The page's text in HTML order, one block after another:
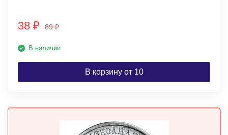
38 ₽ 89₽
В наличии
В корзину от 10